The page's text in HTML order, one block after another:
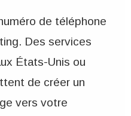
de téléphone
Des services
États-Unis ou
de créer un
vers votre